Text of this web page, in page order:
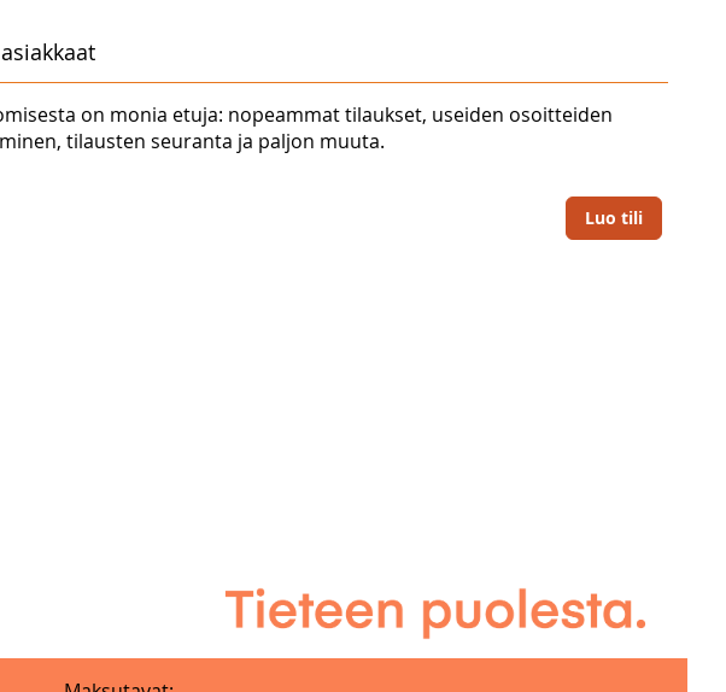
on monia etuja: nopeammat tilaukset, useiden osoitteiden
tilausten seuranta ja paljon muuta.
Luo tili